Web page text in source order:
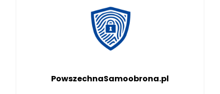
PowszechnaSamoobrona.pl